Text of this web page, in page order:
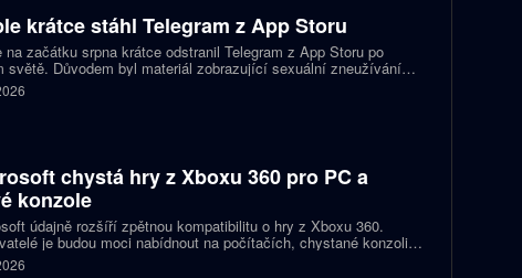
krátce stáhl Telegram z App Storu
na začátku srpna krátce odstranil Telegram z App Storu po
světě. Důvodem byl materiál zobrazující sexuální zneužívání
podle firmy sdílel jeden uživatel. Telegram účet rychle
a aplikace se ještě během stejného dne do obchodu vrátila.
chystá hry z Xboxu 360 pro PC a
konzole
údajně rozšíří zpětnou kompatibilitu o hry z Xboxu 360.
je budou moci nabídnout na počítačích, chystané konzoli
Helix i přenosných zařízeních. První tituly by mohly dorazit